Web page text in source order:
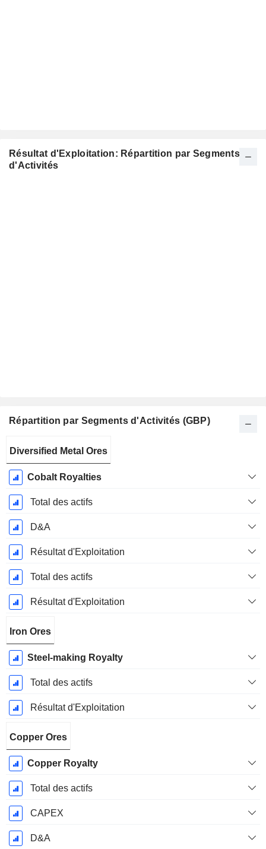
Résultat d'Exploitation: Répartition par Segments
d'Activités
Répartition par Segments d'Activités (GBP)
Fiscale:
Décembre
Diversified Metal Ores
Cobalt Royalties
Total des actifs
D&A
Résultat d'Exploitation
Total des actifs
Résultat d'Exploitation
Iron Ores
Steel-making Royalty
Total des actifs
Résultat d'Exploitation
Copper Ores
Copper Royalty
Total des actifs
CAPEX
D&A